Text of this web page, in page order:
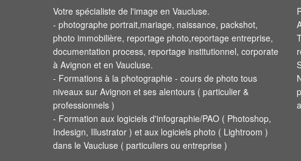
Votre spécialiste de l'image en Vaucluse.
- photographe portrait,mariage, naissance, packshot,
photo immobilière, reportage photo,reportage entreprise,
documentation process, reportage institutionnel, corporate
à Avignon et en Vaucluse.
- Formations à la photographie - cours de photo tous
niveaux sur Avignon et ses alentours ( particulier &
professionnels )
- Formation aux logiciels d'infographie/PAO ( Photoshop,
Indesign, Illustrator ) et aux logiciels photo ( Lightroom )
dans le Vaucluse ( particuliers ou entreprise )